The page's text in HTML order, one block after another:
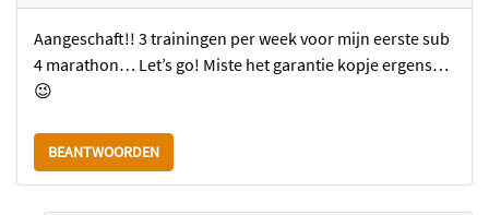
Aangeschaft!! 3 trainingen per week voor mijn eerste sub
4 marathon… Let’s go! Miste het garantie kopje ergens…
😉
BEANTWOORDEN